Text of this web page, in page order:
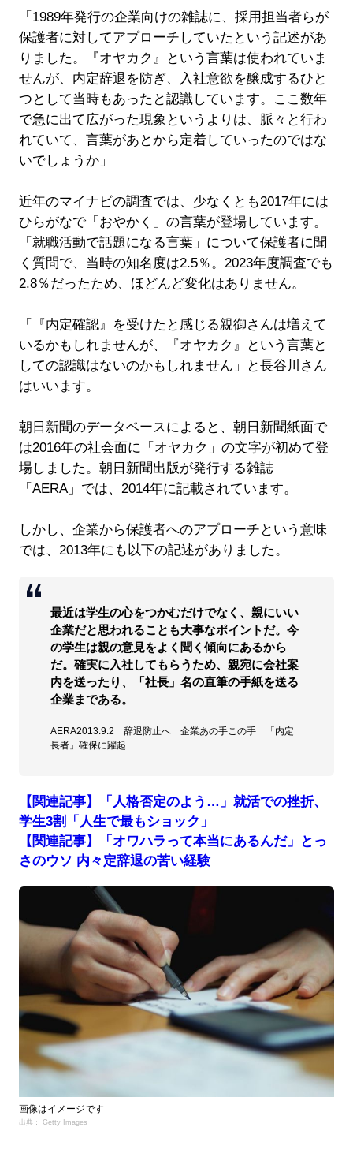
「1989年発行の企業向けの雑誌に、採用担当者らが
保護者に対してアプローチしていたという記述があ
りました。『オヤカク』という言葉は使われていま
せんが、内定辞退を防ぎ、入社意欲を醸成するひと
つとして当時もあったと認識しています。ここ数年
で急に出て広がった現象というよりは、脈々と行わ
れていて、言葉があとから定着していったのではな
いでしょうか」
近年のマイナビの調査では、少なくとも2017年には
ひらがなで「おやかく」の言葉が登場しています。
「就職活動で話題になる言葉」について保護者に聞
く質問で、当時の知名度は2.5％。2023年度調査でも
2.8％だったため、ほどんど変化はありません。
「『内定確認』を受けたと感じる親御さんは増えて
いるかもしれませんが、『オヤカク』という言葉と
しての認識はないのかもしれません」と長谷川さん
はいいます。
朝日新聞のデータベースによると、朝日新聞紙面で
は2016年の社会面に「オヤカク」の文字が初めて登
場しました。朝日新聞出版が発行する雑誌
「AERA」では、2014年に記載されています。
しかし、企業から保護者へのアプローチという意味
では、2013年にも以下の記述がありました。
最近は学生の心をつかむだけでなく、親にいい
企業だと思われることも大事なポイントだ。今
の学生は親の意見をよく聞く傾向にあるから
だ。確実に入社してもらうため、親宛に会社案
内を送ったり、「社長」名の直筆の手紙を送る
企業まである。
AERA2013.9.2 辞退防止へ 企業あの手この手 「内定
長者」確保に躍起
【関連記事】「人格否定のよう…」就活での挫折、
学生3割「人生で最もショック」
【関連記事】「オワハラって本当にあるんだ」とっ
さのウソ 内々定辞退の苦い経験
画像はイメージです
出典： Getty Images